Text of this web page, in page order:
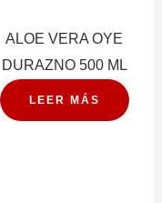
ALOE VERA OYE
DURAZNO 500 ML
LEER MÁS